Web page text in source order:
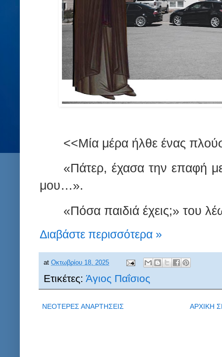
<<Μία μέρα ήλθε ένας
«Πάτερ, έχασα την επαφή
μου…».
«Πόσα παιδιά έχεις;» του
Διαβάστε περισσότερα »
at Οκτωβρίου 18, 2025
Ετικέτες: Άγιος Παΐσιος
ΝΕΟΤΕΡΕΣ ΑΝΑΡΤΗΣΕΙΣ ΑΡΧΙΚΗ